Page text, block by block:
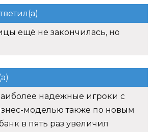
ещё не закончилась, но
надежные игроки с
моделью также по новым
в пять раз увеличил